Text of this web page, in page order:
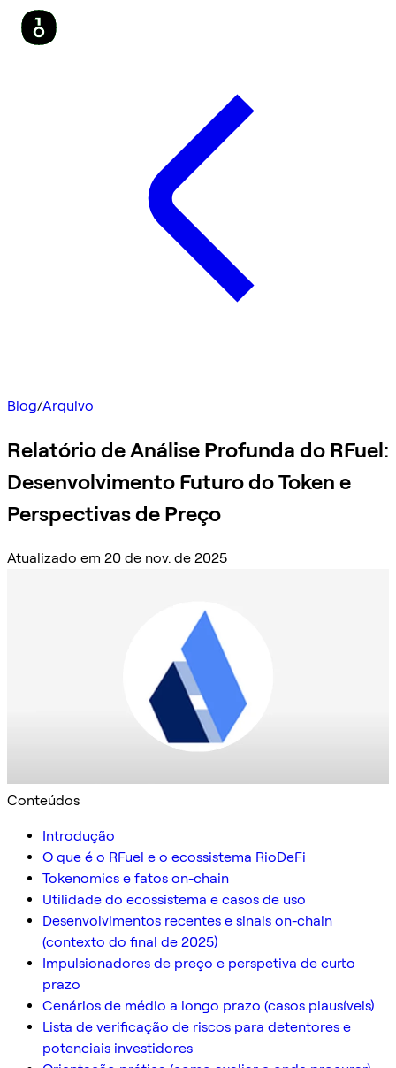
Blog/Arquivo
Relatório de Análise Profunda do RFuel:
Desenvolvimento Futuro do Token e
Perspectivas de Preço
Atualizado em 20 de nov. de 2025
Conteúdos
Introdução
O que é o RFuel e o ecossistema RioDeFi
Tokenomics e fatos on-chain
Utilidade do ecossistema e casos de uso
Desenvolvimentos recentes e sinais on-chain
(contexto do final de 2025)
Impulsionadores de preço e perspetiva de curto
prazo
Cenários de médio a longo prazo (casos plausíveis)
Lista de verificação de riscos para detentores e
potenciais investidores